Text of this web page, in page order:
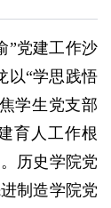
”党建工作沙
以“学思践悟
学生党支部
育人工作根
历史学院党
制造学院党